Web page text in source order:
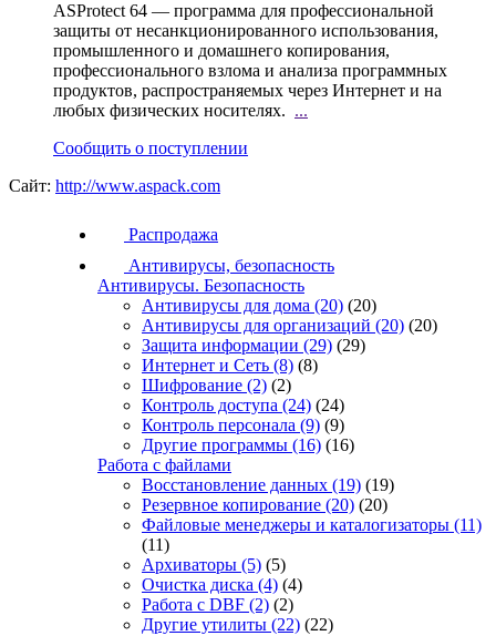
ASProtect 64 — программа для профессиональной
защиты от несанкционированного использования,
промышленного и домашнего копирования,
профессионального взлома и анализа программных
продуктов, распространяемых через Интернет и на
любых физических носителях. ...
Сообщить о поступлении
Сайт: http://www.aspack.com
Распродажа
Антивирусы, безопасность
Антивирусы. Безопасность
Антивирусы для дома (20) (20)
Антивирусы для организаций (20) (20)
Защита информации (29) (29)
Интернет и Сеть (8) (8)
Шифрование (2) (2)
Контроль доступа (24) (24)
Контроль персонала (9) (9)
Другие программы (16) (16)
Работа с файлами
Восстановление данных (19) (19)
Резервное копирование (20) (20)
Файловые менеджеры и каталогизаторы (11)
(11)
Архиваторы (5) (5)
Очистка диска (4) (4)
Работа с DBF (2) (2)
Другие утилиты (22) (22)